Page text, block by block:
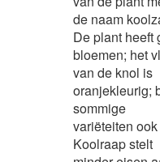
de naam
De plant heeft
bloemen; het
van de knol is
oranjekleurig;
sommige
variëteiten
Koolraap stelt